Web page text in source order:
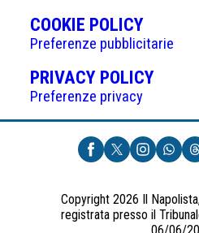
COOKIE POLICY(APRE
IN
UNA
NUOVA
Preferenze pubblicitarie
PRIVACY POLICY(APRE
UNA
Preferenze privacy
Copyright 2026 Il
registrata presso il